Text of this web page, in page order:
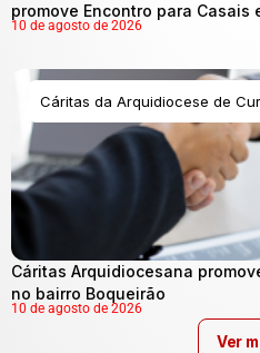
promove Encontro para Casais
10 de agosto de 2026
Cáritas da Arquidiocese de
Cáritas Arquidiocesana
no bairro Boqueirão
10 de agosto de 2026
Ver